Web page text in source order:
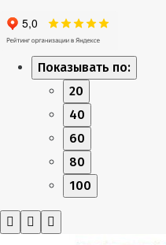
Показывать по:
20
40
60
80
100